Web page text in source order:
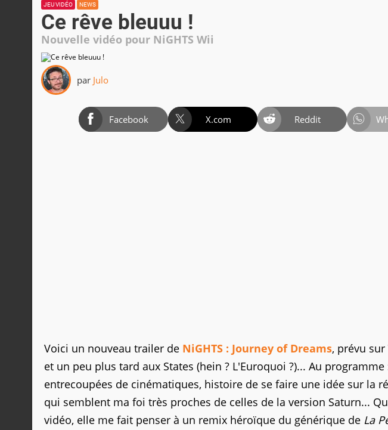
JEU VIDÉO NEWS
Ce rêve bleuuu !
Nouvelle vidéo pour NiGHTS Wii
par Julo
Facebook X.com Reddit
Voici un nouveau trailer de NiGHTS : Journey of Dreams, prévu
et un peu plus tard aux States (hein ? L'Euroquoi ?)... Au
entrecoupées de cinématiques, histoire de se faire une idée sur la
qui semblent ma foi très proches de celles de la version Saturn...
vidéo, elle me fait penser à un remix héroïque du générique de La